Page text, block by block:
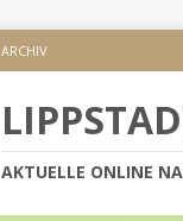
ARCHIV
AKTUELLE ONLINE